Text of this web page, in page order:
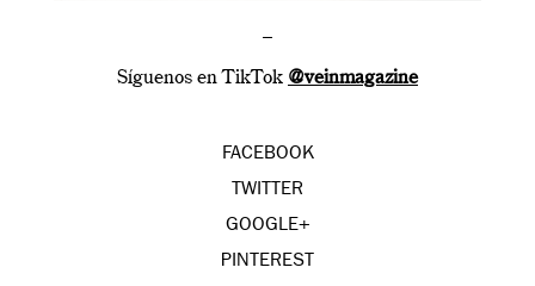
–
Síguenos en TikTok @veinmagazine
FACEBOOK
TWITTER
GOOGLE+
PINTEREST